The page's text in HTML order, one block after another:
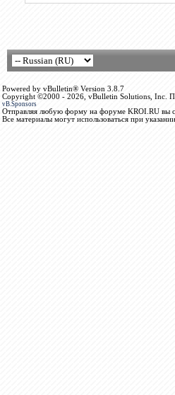
Powered by vBulletin® Version 3.8.7
Copyright ©2000 - 2026, vBulletin Solutions, Inc.
vB.Sponsors
Отправляя любую форму на форуме KROI.RU вы
Все материалы могут использоваться при